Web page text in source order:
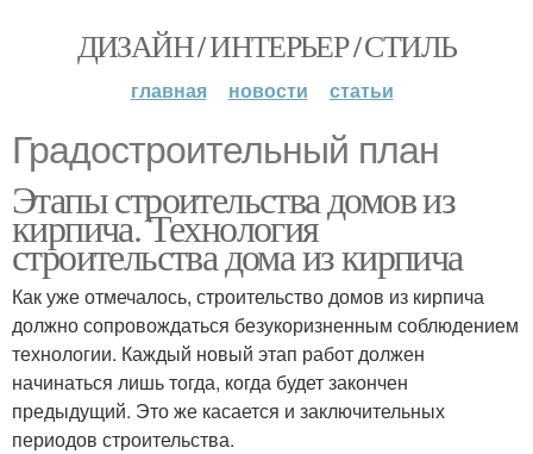
ДИЗАЙН / ИНТЕРЬЕР / СТИЛЬ
главная новости статьи
Градостроительный план
Этапы строительства домов из
кирпича. Технология
строительства дома из кирпича
Как уже отмечалось, строительство домов из кирпича
должно сопровождаться безукоризненным соблюдением
технологии. Каждый новый этап работ должен
начинаться лишь тогда, когда будет закончен
предыдущий. Это же касается и заключительных
периодов строительства.